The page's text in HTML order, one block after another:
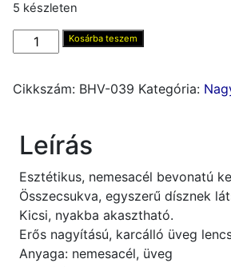
5 készleten
Nagyító,
nemesacél
10X
Kosárba teszem
Cikkszám: BHV-039 Kategória:
Leírás
Esztétikus, nemesacél bevonatú
Összecsukva, egyszerű dísznek
Kicsi, nyakba akasztható.
Erős nagyítású, karcálló üveg
Anyaga: nemesacél, üveg